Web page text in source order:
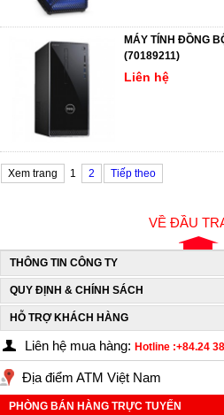
MÁY TÍNH ĐỒNG
(70189211)
Liên hệ
Xem trang 1 2 Tiếp theo
VỀ ĐẦU
THÔNG TIN CÔNG TY
QUY ĐỊNH & CHÍNH SÁCH
HỖ TRỢ KHÁCH HÀNG
Liên hệ mua hàng: Hotline :+84.24
Địa điểm ATM Việt Nam
PHÒNG BÁN HÀNG TRỰC TUYẾN